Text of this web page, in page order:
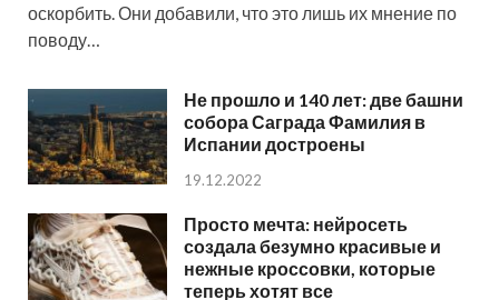
оскорбить. Они добавили, что это лишь их мнение по
поводу…
Не прошло и 140 лет: две башни
собора Саграда Фамилия в
Испании достроены
19.12.2022
Просто мечта: нейросеть
создала безумно красивые и
нежные кроссовки, которые
теперь хотят все